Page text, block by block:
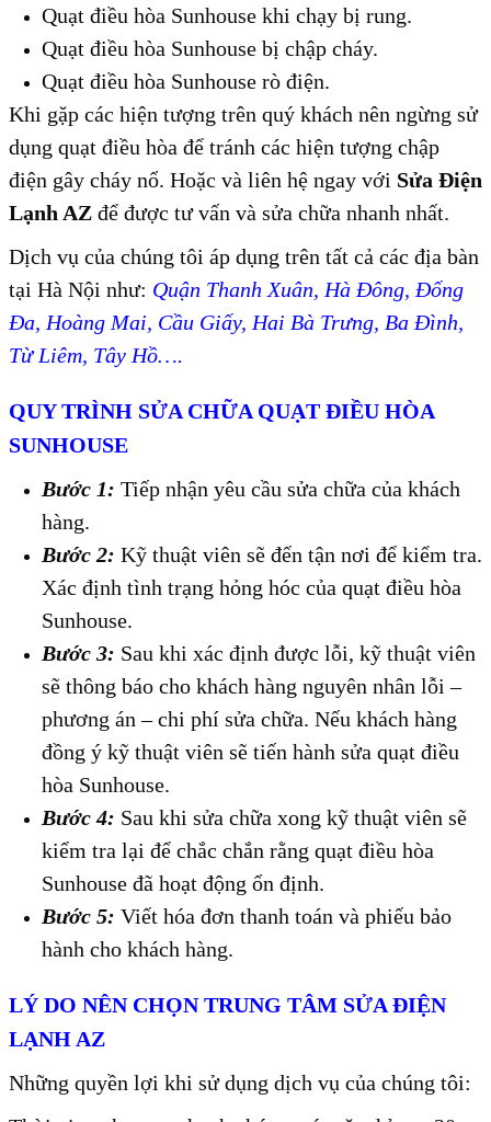
Quạt điều hòa Sunhouse khi chạy bị rung.
Quạt điều hòa Sunhouse bị chập cháy.
Quạt điều hòa Sunhouse rò điện.
Khi gặp các hiện tượng trên quý khách nên ngừng sử
dụng quạt điều hòa để tránh các hiện tượng chập
điện gây cháy nổ. Hoặc và liên hệ ngay với Sửa Điện
Lạnh AZ để được tư vấn và sửa chữa nhanh nhất.
Dịch vụ của chúng tôi áp dụng trên tất cả các địa bàn
tại Hà Nội như: Quận Thanh Xuân, Hà Đông, Đống
Đa, Hoàng Mai, Cầu Giấy, Hai Bà Trưng, Ba Đình,
Từ Liêm, Tây Hồ….
QUY TRÌNH SỬA CHỮA QUẠT ĐIỀU HÒA
SUNHOUSE
Bước 1: Tiếp nhận yêu cầu sửa chữa của khách
hàng.
Bước 2: Kỹ thuật viên sẽ đến tận nơi để kiểm tra.
Xác định tình trạng hỏng hóc của quạt điều hòa
Sunhouse.
Bước 3: Sau khi xác định được lỗi, kỹ thuật viên
sẽ thông báo cho khách hàng nguyên nhân lỗi –
phương án – chi phí sửa chữa. Nếu khách hàng
đồng ý kỹ thuật viên sẽ tiến hành sửa quạt điều
hòa Sunhouse.
Bước 4: Sau khi sửa chữa xong kỹ thuật viên sẽ
kiểm tra lại để chắc chắn rằng quạt điều hòa
Sunhouse đã hoạt động ổn định.
Bước 5: Viết hóa đơn thanh toán và phiếu bảo
hành cho khách hàng.
LÝ DO NÊN CHỌN TRUNG TÂM SỬA ĐIỆN
LẠNH AZ
Những quyền lợi khi sử dụng dịch vụ của chúng tôi: